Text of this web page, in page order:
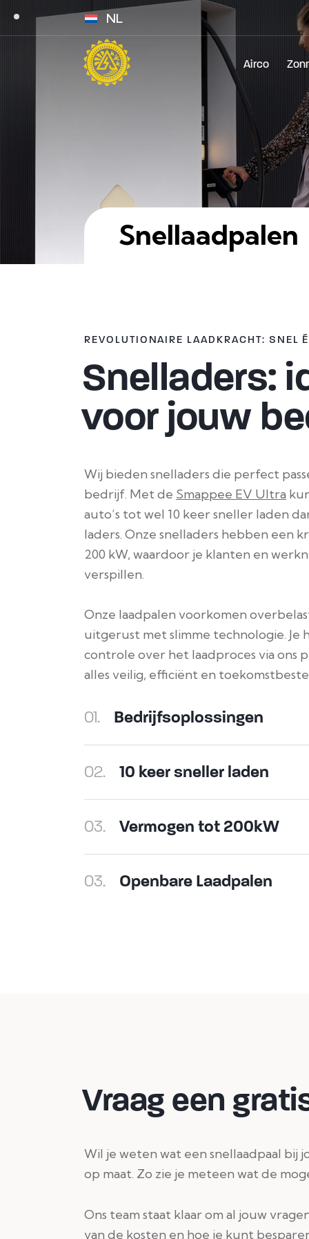
NL
Airco
Snellaadpalen
REVOLUTIONAIRE LAADKRACHT: SNEL
Snelladers:
voor jouw
Wij bieden snelladers die perfect
bedrijf. Met de Smappee EV Ultra
auto’s tot wel 10 keer sneller laden
laders. Onze snelladers hebben een
200 kW, waardoor je klanten en
verspillen.
Onze laadpalen voorkomen
uitgerust met slimme technologie. Je
controle over het laadproces via ons
alles veilig, efficiënt en
01. Bedrijfsoplossingen
02. 10 keer sneller laden
03. Vermogen tot 200kW
03. Openbare Laadpalen
Vraag een
Wil je weten wat een snellaadpaal bij
op maat. Zo zie je meteen wat de
Ons team staat klaar om al jouw
van de kosten en hoe je kunt